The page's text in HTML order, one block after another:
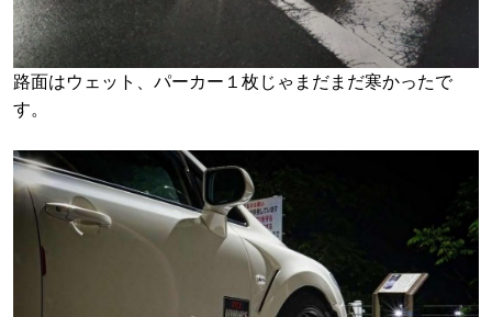
路面はウェット、パーカー１枚じゃまだまだ寒かったで
す。